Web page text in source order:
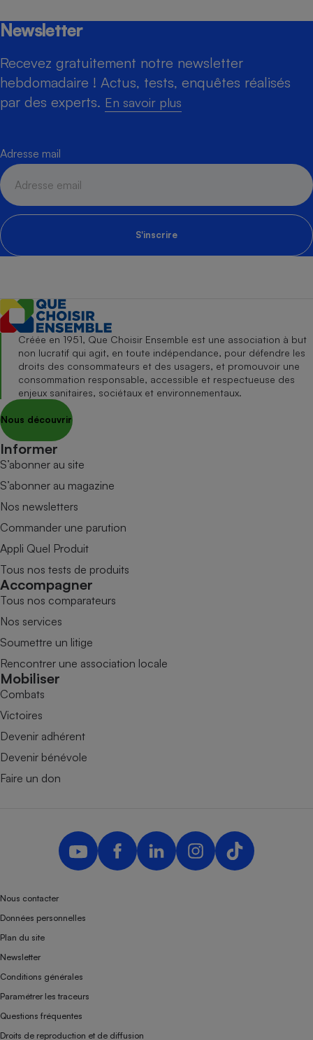
Newsletter
Recevez gratuitement notre newsletter
hebdomadaire ! Actus, tests, enquêtes réalisés
par des experts. En savoir plus
Adresse mail
S'inscrire
Créée en 1951, Que Choisir Ensemble est une association à but
non lucratif qui agit, en toute indépendance, pour défendre les
droits des consommateurs et des usagers, et promouvoir une
consommation responsable, accessible et respectueuse des
enjeux sanitaires, sociétaux et environnementaux.
Nous découvrir
Informer
S’abonner au site
S’abonner au magazine
Nos newsletters
Commander une parution
Appli Quel Produit
Tous nos tests de produits
Accompagner
Tous nos comparateurs
Nos services
Soumettre un litige
Rencontrer une association locale
Mobiliser
Combats
Victoires
Devenir adhérent
Devenir bénévole
Faire un don
Nous contacter
Données personnelles
Plan du site
Newsletter
Conditions générales
Paramétrer les traceurs
Questions fréquentes
Droits de reproduction et de diffusion